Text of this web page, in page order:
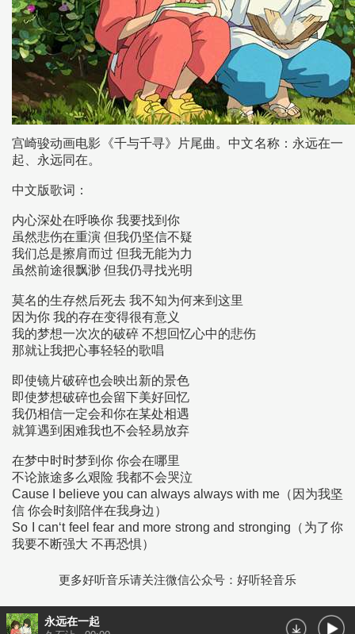
宫崎骏动画电影《千与千寻》片尾曲。中文名称：永远在一
起、永远同在。
中文版歌词：
内心深处在呼唤你 我要找到你
虽然悲伤在重演 但我仍坚信不疑
我们总是擦肩而过 但我无能为力
虽然前途很飘渺 但我仍寻找光明
莫名的生存然后死去 我不知为何来到这里
因为你 我的存在变得很有意义
我的梦想一次次的破碎 不想回忆心中的悲伤
那就让我把心事轻轻的歌唱
即使镜片破碎也会映出新的景色
即使梦想破碎也会留下美好回忆
我仍相信一定会和你在某处相遇
就算遇到困难我也不会轻易放弃
在梦中时时梦到你 你会在哪里
不论旅途多么艰险 我都不会哭泣
Cause I believe you can always always with me（因为我坚
信 你会时刻陪伴在我身边）
So I can‘t feel fear and more strong and stronging（为了你
我要不断强大 不再恐惧）
更多好听音乐请关注微信公众号：好听轻音乐
永远在一起